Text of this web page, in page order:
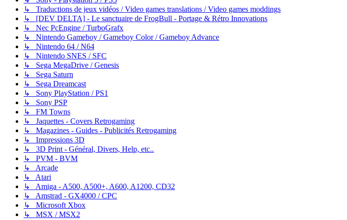
↳ Traductions de jeux vidéos / Video games translations / Video games moddings
↳ [DEV DELTA] - Le sanctuaire de FrogBull - Portage & Rétro Innovations
↳ Nec PcEngine / TurboGrafx
↳ Nintendo Gameboy / Gameboy Color / Gameboy Advance
↳ Nintendo 64 / N64
↳ Nintendo SNES / SFC
↳ Sega MegaDrive / Genesis
↳ Sega Saturn
↳ Sega Dreamcast
↳ Sony PlayStation / PS1
↳ Sony PSP
↳ FM Towns
↳ Jaquettes - Covers Retrogaming
↳ Magazines - Guides - Publicités Retrogaming
↳ Impressions 3D
↳ 3D Print - Général, Divers, Help, etc..
↳ PVM - BVM
↳ Arcade
↳ Atari
↳ Amiga - A500, A500+, A600, A1200, CD32
↳ Amstrad - GX4000 / CPC
↳ Microsoft Xbox
↳ MSX / MSX2